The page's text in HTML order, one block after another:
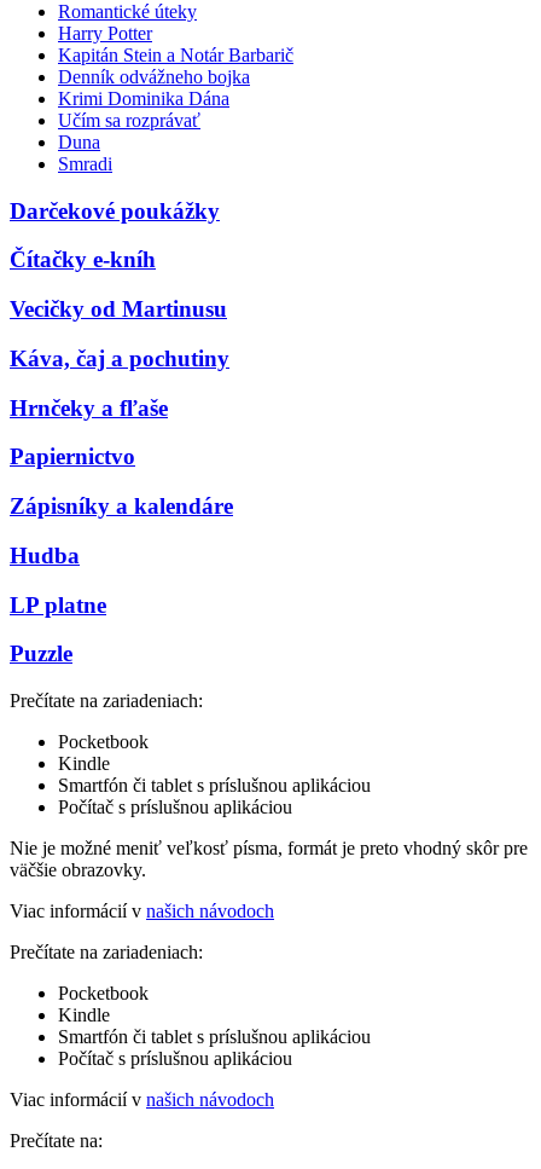
Romantické úteky
Harry Potter
Kapitán Stein a Notár Barbarič
Denník odvážneho bojka
Krimi Dominika Dána
Učím sa rozprávať
Duna
Smradi
Darčekové poukážky
Čítačky e-kníh
Vecičky od Martinusu
Káva, čaj a pochutiny
Hrnčeky a fľaše
Papiernictvo
Zápisníky a kalendáre
Hudba
LP platne
Puzzle
Prečítate na zariadeniach:
Pocketbook
Kindle
Smartfón či tablet s príslušnou aplikáciou
Počítač s príslušnou aplikáciou
Nie je možné meniť veľkosť písma, formát je preto vhodný skôr pre
väčšie obrazovky.
Viac informácií v našich návodoch
Prečítate na zariadeniach:
Pocketbook
Kindle
Smartfón či tablet s príslušnou aplikáciou
Počítač s príslušnou aplikáciou
Viac informácií v našich návodoch
Prečítate na: